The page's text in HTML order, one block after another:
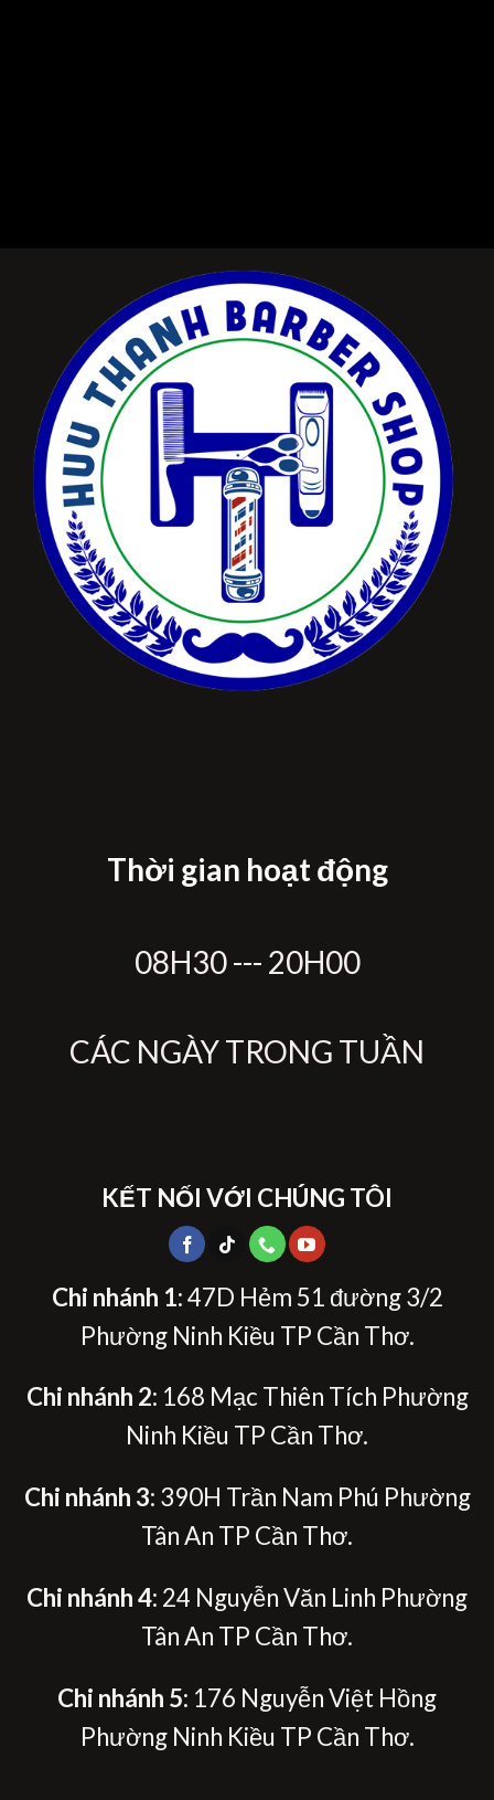
Thời gian hoạt động
08H30 --- 20H00
CÁC NGÀY TRONG TUẦN
KẾT NỐI VỚI CHÚNG TÔI
Chi nhánh 1: 47D Hẻm 51 đường 3/2
Phường Ninh Kiều TP Cần Thơ.
Chi nhánh 2: 168 Mạc Thiên Tích Phường
Ninh Kiều TP Cần Thơ.
Chi nhánh 3: 390H Trần Nam Phú Phường
Tân An TP Cần Thơ.
Chi nhánh 4: 24 Nguyễn Văn Linh Phường
Tân An TP Cần Thơ.
Chi nhánh 5: 176 Nguyễn Việt Hồng
Phường Ninh Kiều TP Cần Thơ.